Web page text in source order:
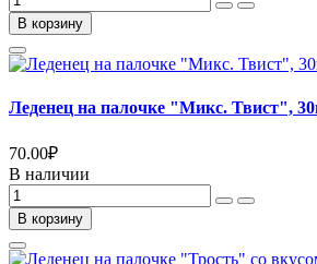
В корзину
Леденец на палочке "Микс. Твист",
70.00₽
В наличии
В корзину